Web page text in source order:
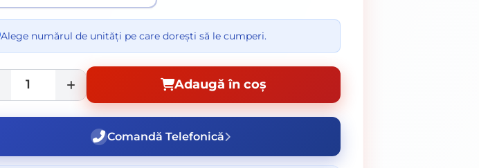
Alege numărul de unități pe care dorești să le cumperi.
Adaugă în coș
Comandă Telefonică